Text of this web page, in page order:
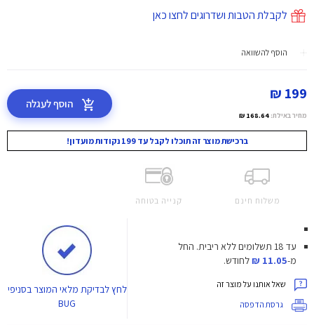
לקבלת הטבות ושדרוגים לחצו כאן
הוסף להשוואה
199 ₪
מחיר באילת: 168.64 ₪
הוסף לעגלה
ברכישת מוצר זה תוכלו לקבל עד 199 נקודות מועדון!
משלוח חינם קנייה בטוחה
עד 18 תשלומים ללא ריבית.
החל
מ-11.05 ₪ לחודש.
שאל אותנו על מוצר זה
גרסת הדפסה
לחץלבדיקת מלאי המוצר בסניפי
BUG